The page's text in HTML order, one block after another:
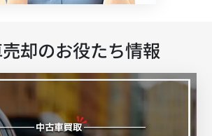
却のお役たち情報